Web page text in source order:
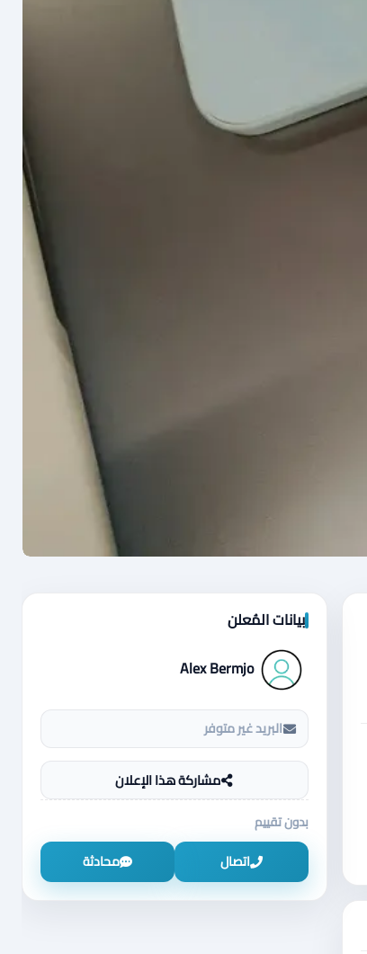
بيانات المُعلن
Alex Bermjo
البريد غير متوفر
مشاركة هذا الإعلان
بدون تقييم
اتصال
محادثة